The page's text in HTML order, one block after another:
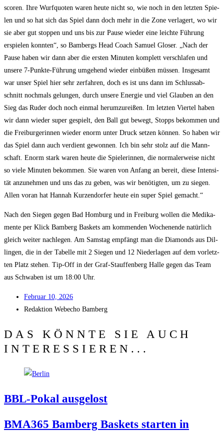
sco­ren. Ihre Wurf­quo­ten waren heu­te nicht so, wie noch in den letz­ten Spie­
len und so hat sich das Spiel dann doch mehr in die Zone ver­la­gert, wo wir
sie aber gut stop­pen und uns bis zur Pau­se wie­der eine leich­te Füh­rung
erspie­len konn­ten“, so Bam­bergs Head Coach Samu­el Glo­ser. „Nach der
Pau­se haben wir dann aber die ers­ten Minu­ten kom­plett ver­schla­fen und
unse­re 7‑Punk­te-Füh­rung umge­hend wie­der ein­bü­ßen müs­sen. Ins­ge­samt
war unser Spiel hier sehr zer­fah­ren, doch es ist uns dann im Schluss­ab­
schnitt noch­mals gelun­gen, durch unse­re Ener­gie und viel Glau­ben an den
Sieg das Ruder doch noch ein­mal her­um­zu­rei­ßen. Im letz­ten Vier­tel haben
wir dann wie­der super gespielt, den Ball gut bewegt, Stopps bekom­men und
die Frei­bur­ge­rin­nen wie­der enorm unter Druck set­zen kön­nen. So haben wir
das Spiel dann auch ver­dient gewon­nen. Ich bin sehr stolz auf die Mann­
schaft. Enorm stark waren heu­te die Spie­le­rin­nen, die nor­ma­ler­wei­se nicht
so vie­le Minu­ten bekom­men. Sie waren von Anfang an bereit, die­se Inten­si­
tät anzu­neh­men und uns das zu geben, was wir benö­tig­ten, um zu sie­gen.
Allen vor­an hat Han­nah Kur­zen­dor­fer heu­te ein super Spiel gemacht.“
Nach den Sie­gen gegen Bad Hom­burg und in Frei­burg wol­len die Medi­ka­
men­te per Klick Bam­berg Bas­kets am kom­men­den Wochen­en­de natür­lich
gleich wei­ter nach­le­gen. Am Sams­tag emp­fängt man die Dia­monds aus Dil­
lin­gen, die in der Tabel­le mit 2 Sie­gen und 12 Nie­der­la­gen auf dem vor­letz­
ten Platz ste­hen. Tip-Off in der Graf-Stauf­fen­berg Hal­le gegen das Team
aus Schwa­ben ist um 18:00 Uhr.
Febru­ar 10, 2026
Redak­ti­on Web­echo Bamberg
DAS KÖNNTE SIE AUCH
INTERESSIEREN...
BBL-Pokal aus­ge­lost
BMA365 Bam­berg Bas­kets star­ten in